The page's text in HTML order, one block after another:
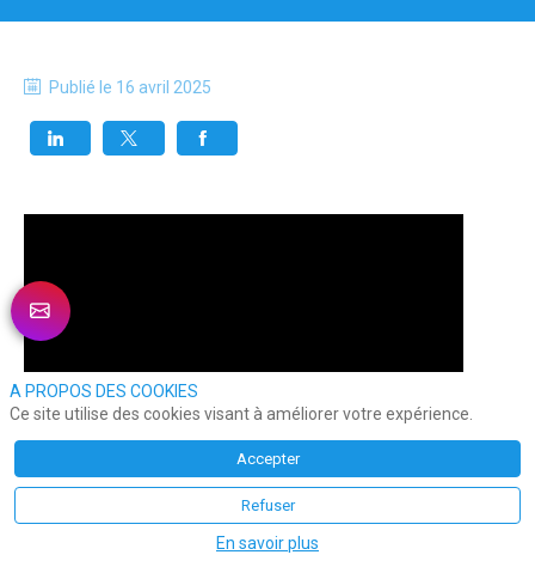
Publié le 16 avril 2025
A PROPOS DES COOKIES
Ce site utilise des cookies visant à améliorer votre expérience.
Accepter
Refuser
En savoir plus